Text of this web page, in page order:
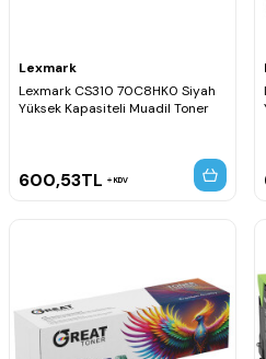
Lexmark
Lexmark CS310 70C8HK0 Siyah
Yüksek Kapasiteli Muadil Toner
600,53TL KDV